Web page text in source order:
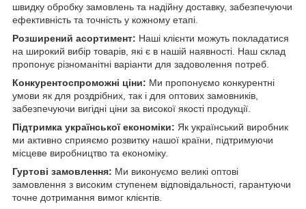
швидку обробку замовлень та надійну доставку, забезпечуючи
ефективність та точність у кожному етапі.
Розширений асортимент: Наші клієнти можуть покладатися
на широкий вибір товарів, які є в нашій наявності. Наш склад
пропонує різноманітні варіанти для задоволення потреб.
Конкурентоспроможні ціни: Ми пропонуємо конкурентні
умови як для роздрібних, так і для оптових замовників,
забезпечуючи вигідні ціни за високої якості продукції.
Підтримка української економіки: Як український виробник
ми активно сприяємо розвитку нашої країни, підтримуючи
місцеве виробництво та економіку.
Гуртові замовлення: Ми виконуємо великі оптові
замовлення з високим ступенем відповідальності, гарантуючи
точне дотримання вимог клієнтів.